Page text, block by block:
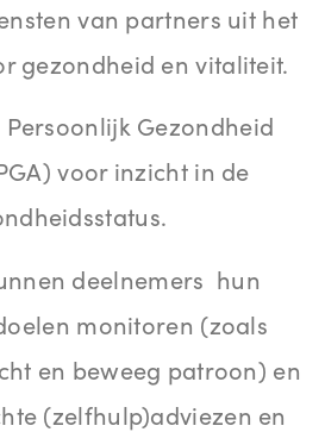
van partners uit het
gezondheid en vitaliteit.
Gezondheid
voor inzicht in de
deelnemers hun
monitoren (zoals
en beweeg patroon) en
(zelfhulp)adviezen en